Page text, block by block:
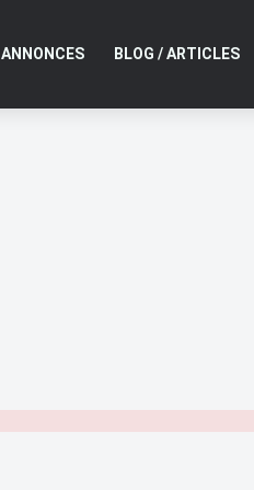
ANNONCES BLOG / ARTICLES